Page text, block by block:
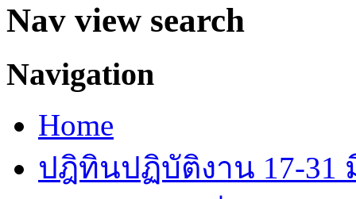
Nav view search
Navigation
Home
ปฎิทินปฏิบัติงาน 17-31